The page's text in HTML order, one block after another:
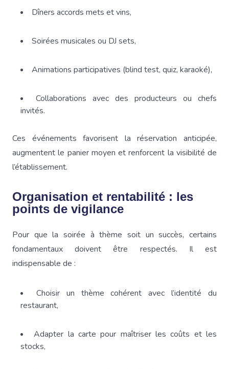
Dîners accords mets et vins,
Soirées musicales ou DJ sets,
Animations participatives (blind test, quiz, karaoké),
Collaborations avec des producteurs ou chefs
invités.
Ces événements favorisent la réservation anticipée,
augmentent le panier moyen et renforcent la visibilité de
l’établissement.
Organisation et rentabilité : les
points de vigilance
Pour que la soirée à thème soit un succès, certains
fondamentaux doivent être respectés. Il est
indispensable de :
Choisir un thème cohérent avec l’identité du
restaurant,
Adapter la carte pour maîtriser les coûts et les
stocks,